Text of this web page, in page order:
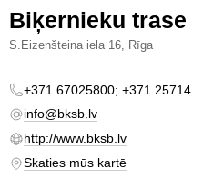
Biķernieku trase
S.Eizenšteina iela 16, Rīga
info@bksb.lv
http://www.bksb.lv
Skaties mūs kartē